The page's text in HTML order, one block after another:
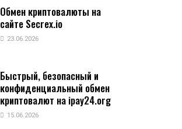
Обмен криптовалюты на
сайте Secrex.io
23.06.2026
Быстрый, безопасный и
конфиденциальный обмен
криптовалют на ipay24.org
15.06.2026